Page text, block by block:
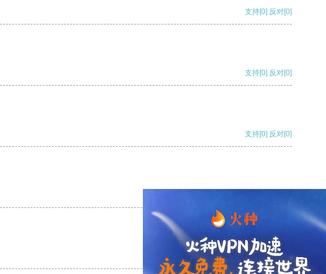
支持[0] 反对[0]
支持[0] 反对[0]
支持[0] 反对[0]
支持 [0] 反对 [0]